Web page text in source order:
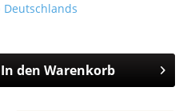
In den Warenkorb